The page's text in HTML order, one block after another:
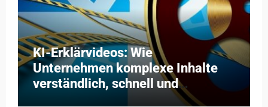
KI-Erklärvideos: Wie
Unternehmen komplexe Inhalte
verständlich, schnell und
kosteneffizient vermitteln